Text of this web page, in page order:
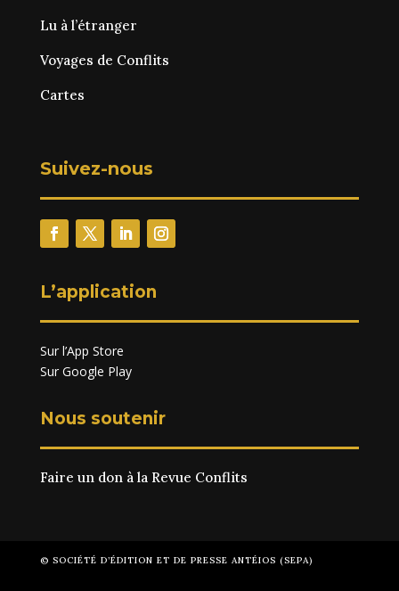
Lu à l’étranger
Voyages de Conflits
Cartes
Suivez-nous
L’application
Sur l’App Store
Sur Google Play
Nous soutenir
Faire un don à la Revue Conflits
© SOCIÉTÉ D’ÉDITION ET DE PRESSE ANTÉIOS (SEPA)